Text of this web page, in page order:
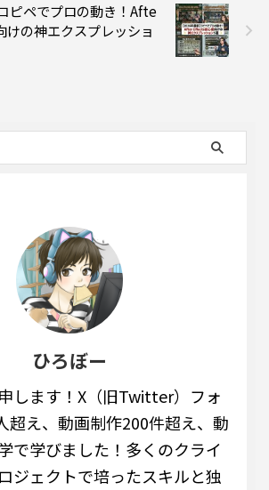
ピペでプロの動き！Afte
の神エクスプレッショ
ひろぼー
します！X（旧Twitter）フォ
超え、動画制作200件超え、動
で学びました！多くのクライ
ジェクトで培ったスキルと独